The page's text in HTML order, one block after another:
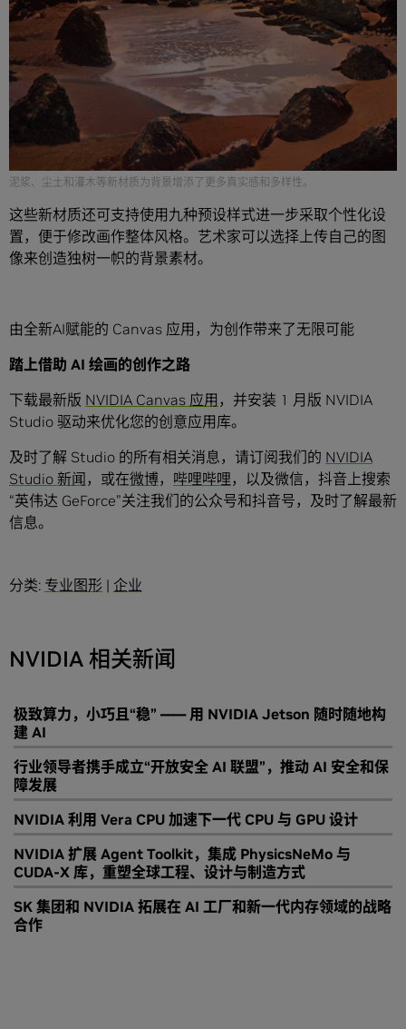
泥浆、尘土和灌木等新材质为背景增添了更多真实感和多样性。
这些新材质还可支持使用九种预设样式进一步采取个性化设
置，便于修改画作整体风格。艺术家可以选择上传自己的图
像来创造独树一帜的背景素材。
由全新AI赋能的 Canvas 应用，为创作带来了无限可能
踏上借助 AI 绘画的创作之路
下载最新版 NVIDIA Canvas 应用 ，并安装 1 月版 NVIDIA
Studio 驱动来优化您的创意应用库。
及时了解 Studio 的所有相关消息，请订阅我们的 NVIDIA
Studio 新闻 ，或在微博， 哔哩哔哩，以及微信，抖音上搜索
“英伟达 GeForce”关注我们的公众号和抖音号，及时了解最新
信息。
分类: 专业图形 | 企业
NVIDIA 相关新闻
极致算力，小巧且“稳” —— 用 NVIDIA Jetson 随时随地构
建 AI
行业领导者携手成立“开放安全 AI 联盟”，推动 AI 安全和保
障发展
NVIDIA 利用 Vera CPU 加速下一代 CPU 与 GPU 设计
NVIDIA 扩展 Agent Toolkit，集成 PhysicsNeMo 与
CUDA-X 库，重塑全球工程、设计与制造方式
SK 集团和 NVIDIA 拓展在 AI 工厂和新一代内存领域的战略
合作